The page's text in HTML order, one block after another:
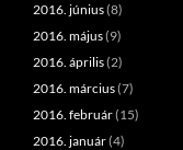
2016. június(8)
2016. május(9)
2016. április(2)
2016. március(7)
2016. február(15)
2016. január(4)